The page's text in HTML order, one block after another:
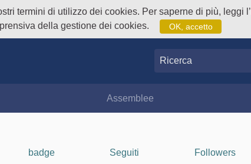
termini di utilizzo dei cookies. Per saperne di più, leggi l’
della gestione dei cookies.
OK, accetto
Ricerca
Assemblee
badge Seguiti Followers